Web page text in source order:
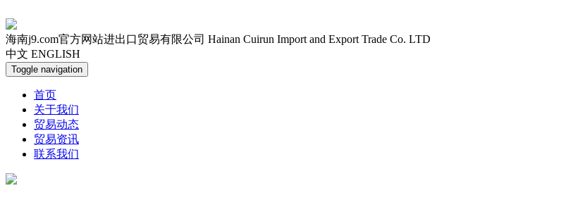
海南j9.com官方网站进出口贸易有限公司 Hainan Cuirun Import and Export Trade Co. LTD
中文 ENGLISH
Toggle navigation
首页
关于我们
贸易动态
贸易资讯
联系我们